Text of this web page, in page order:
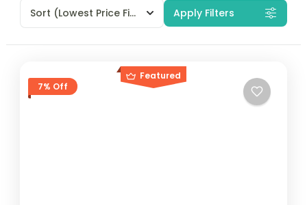
Sort (Lowest Price First) Apply Filters
Featured
7% Off